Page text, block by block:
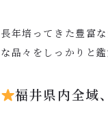
長年培ってきた豊富
な品々をしっかりと
福井県内全域